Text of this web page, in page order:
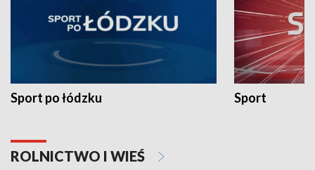
Sport po łódzku Sport
ROLNICTWO I WIEŚ